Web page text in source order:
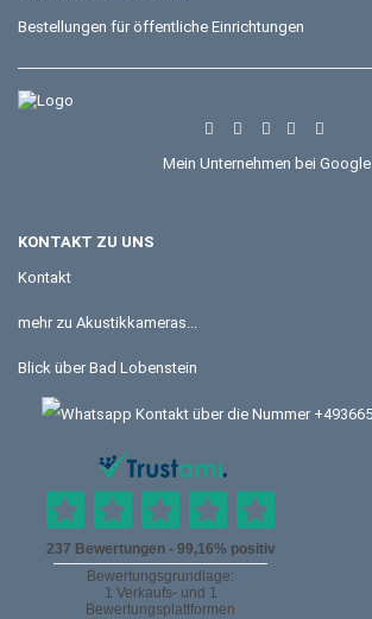
Bestellungen für öffentliche Einrichtungen
Mein Unternehmen bei Google
KONTAKT ZU UNS
Kontakt
mehr zu Akustikkameras...
Blick über Bad Lobenstein